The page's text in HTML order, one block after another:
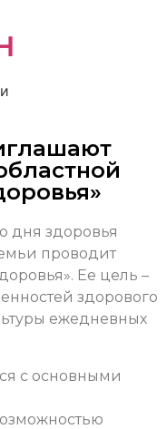
дня здоровья
проводит
Ее цель –
здорового
ежедневных
с основными